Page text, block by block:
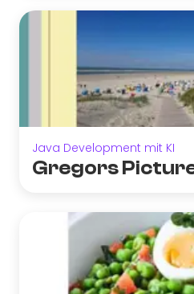
Java Development mit KI
Gregors